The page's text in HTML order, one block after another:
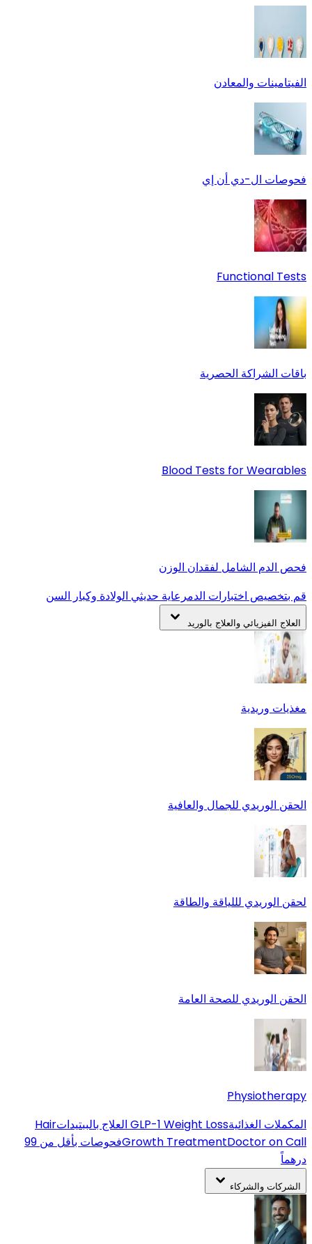
الفيتامينات والمعادن
فحوصات ال-دي أن إي
Functional Tests
باقات الشراكة الحصرية
Blood Tests for Wearables
فحص الدم الشامل لفقدان الوزن
قم بتخصيص اختبارات الدمرعاية حديثي الولادة وكبار السن
العلاج الفيزيائي والعلاج بالوريد
مغذيات وريدية
الحقن الوريدي للجمال والعافية
لحقن الوريدي لللياقة والطاقة
الحقن الوريدي للصحة العامة
Physiotherapy
المكملات الغذائيةGLP-1 Weight Loss العلاج بالببتيداتHair
Growth TreatmentDoctor on Call
فحوصات بأقل من 99
درهماً
الشركات والشركاء